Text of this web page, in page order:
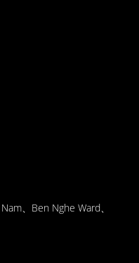
、Ben Nghe Ward、